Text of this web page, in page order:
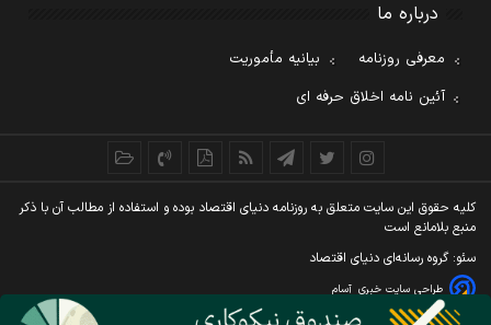
درباره ما
معرفی روزنامه
بیانیه مأموریت
آئین نامه اخلاق حرفه ای
کليه حقوق اين سايت متعلق به روزنامه دنيای اقتصاد بوده و استفاده از مطالب آن با ذکر
منبع بلامانع است
سئو: گروه رسانه‌ای دنیای اقتصاد
طراحی سایت خبری آسام